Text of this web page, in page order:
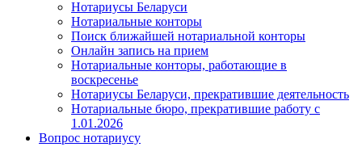
Нотариусы Беларуси
Нотариальные конторы
Поиск ближайшей нотариальной конторы
Онлайн запись на прием
Нотариальные конторы, работающие в
воскресенье
Нотариусы Беларуси, прекратившие деятельность
Нотариальные бюро, прекратившие работу с
1.01.2026
Вопрос нотариусу